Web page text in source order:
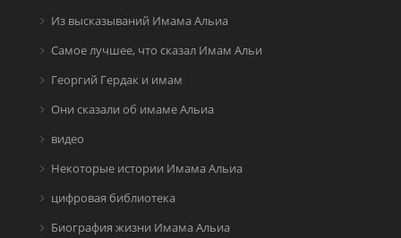
Из высказываний Имама Альиа
Самое лучшее, что сказал Имам Альи
Георгий Гердак и имам
Они сказали об имаме Альиа
видео
Некоторые истории Имама Альиа
цифровая библиотека
Биография жизни Имама Альиа